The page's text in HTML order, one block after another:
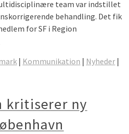
team var indstillet
behandling. Det fik
for SF i Region
| Kommunikation | Nyheder |
kritiserer ny